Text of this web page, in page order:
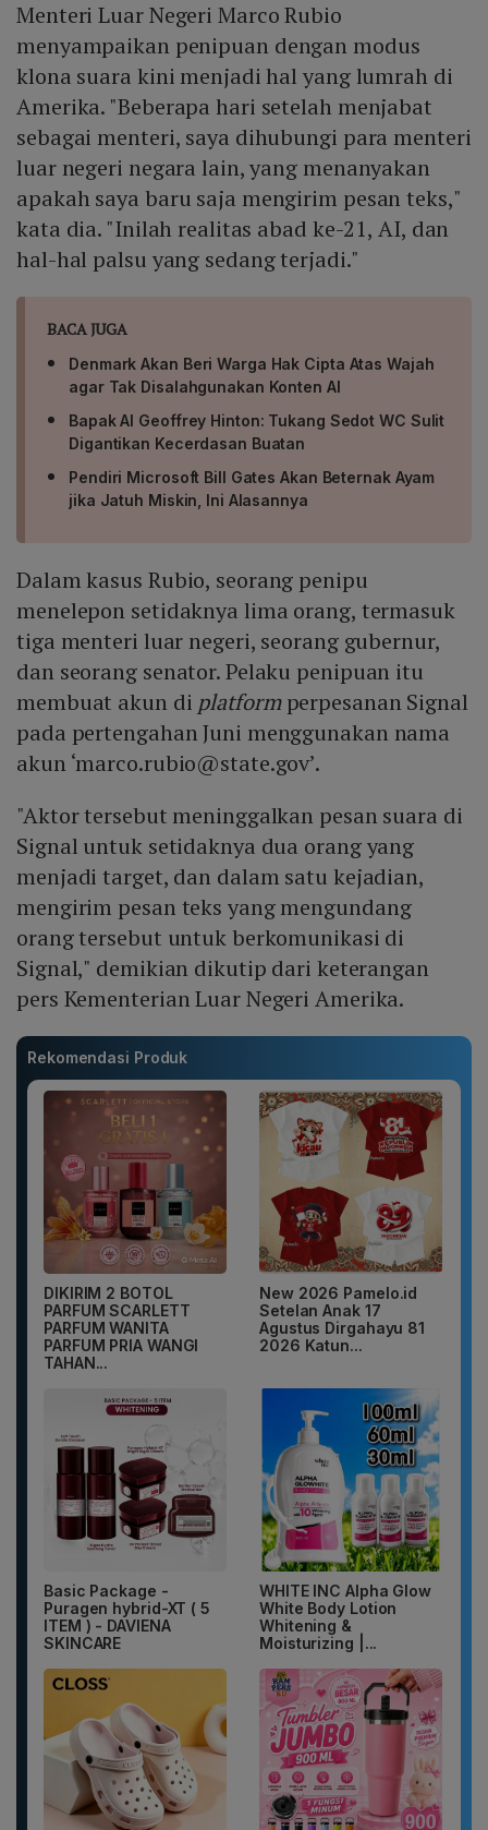
Menteri Luar Negeri Marco Rubio
menyampaikan penipuan dengan modus
klona suara kini menjadi hal yang lumrah di
Amerika. "Beberapa hari setelah menjabat
sebagai menteri, saya dihubungi para menteri
luar negeri negara lain, yang menanyakan
apakah saya baru saja mengirim pesan teks,"
kata dia. "Inilah realitas abad ke-21, AI, dan
hal-hal palsu yang sedang terjadi."
BACA JUGA
Denmark Akan Beri Warga Hak Cipta Atas Wajah
agar Tak Disalahgunakan Konten AI
Bapak AI Geoffrey Hinton: Tukang Sedot WC Sulit
Digantikan Kecerdasan Buatan
Pendiri Microsoft Bill Gates Akan Beternak Ayam
jika Jatuh Miskin, Ini Alasannya
Dalam kasus Rubio, seorang penipu
menelepon setidaknya lima orang, termasuk
tiga menteri luar negeri, seorang gubernur,
dan seorang senator. Pelaku penipuan itu
membuat akun di platformperpesanan Signal
pada pertengahan Juni menggunakan nama
akun ‘marco.rubio@state.gov’.
"Aktor tersebut meninggalkan pesan suara di
Signal untuk setidaknya dua orang yang
menjadi target, dan dalam satu kejadian,
mengirim pesan teks yang mengundang
orang tersebut untuk berkomunikasi di
Signal," demikian dikutip dari keterangan
pers Kementerian Luar Negeri Amerika.
Rekomendasi Produk
DIKIRIM 2 BOTOL
PARFUM SCARLETT
PARFUM WANITA
PARFUM PRIA WANGI
TAHAN...
New 2026 Pamelo.id
Setelan Anak 17
Agustus Dirgahayu 81
2026 Katun...
Basic Package -
Puragen hybrid-XT ( 5
ITEM ) - DAVIENA
SKINCARE
WHITE INC Alpha Glow
White Body Lotion
Whitening &
Moisturizing |...